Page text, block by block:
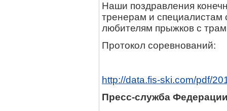
Наши поздравления
тренерам и
любителям прыжков с
Протокол соревнований:
http://data.fis-ski.com/pdf/
Пресс-служба